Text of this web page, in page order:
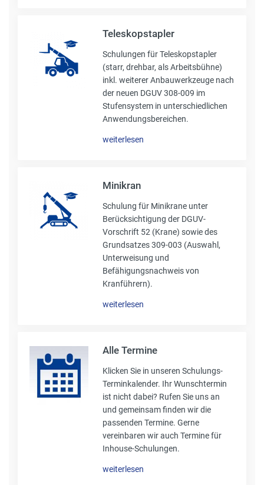
Teleskopstapler
Schulungen für Teleskopstapler
(starr, drehbar, als Arbeitsbühne)
inkl. weiterer Anbauwerkzeuge nach
der neuen DGUV 308-009 im
Stufensystem in unterschiedlichen
Anwendungsbereichen.
weiterlesen
Minikran
Schulung für Minikrane unter
Berücksichtigung der DGUV-
Vorschrift 52 (Krane) sowie des
Grundsatzes 309-003 (Auswahl,
Unterweisung und
Befähigungsnachweis von
Kranführern).
weiterlesen
Alle Termine
Klicken Sie in unseren Schulungs-
Terminkalender. Ihr Wunschtermin
ist nicht dabei? Rufen Sie uns an
und gemeinsam finden wir die
passenden Termine. Gerne
vereinbaren wir auch Termine für
Inhouse-Schulungen.
weiterlesen